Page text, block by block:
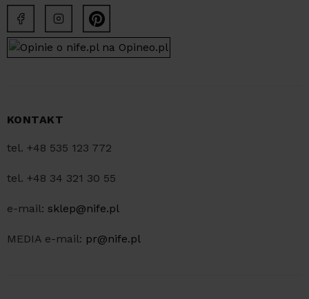
KONTAKT
tel. +48 535 123 772
tel. +48 34 321 30 55
e-mail: sklep@nife.pl
MEDIA e-mail: pr@nife.pl